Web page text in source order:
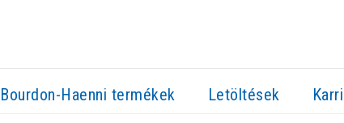
Bourdon-Haenni termékek Letöltések